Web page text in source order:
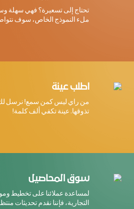
تحتاج إلى تسعيرة؟ فهي سهلة
ملء النموذج الخاص، سوف
اطلب عينة
من راي ليس كمن سمع! نرسل لك
تذوقها. عينة تكفي ألف كلمة!
سوق المحاصيل
لمساعدة عملائنا على تخطيط
التجارية، فإننا نقدم تحديثات